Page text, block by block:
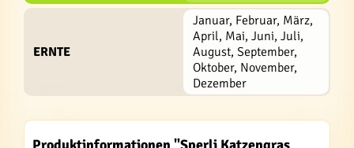
ERNTE
Januar, Februar, März,
April, Mai, Juni, Juli,
August, September,
Oktober, November,
Dezember